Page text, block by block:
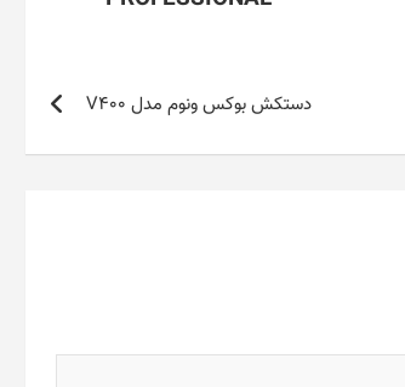
دستکش بوکس ونوم مدل V400